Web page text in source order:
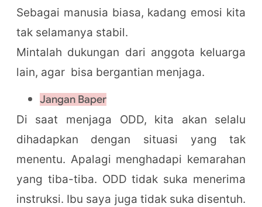
Sebagai manusia biasa, kadang emosi kita
tak selamanya stabil.
Mintalah dukungan dari anggota keluarga
lain, agar bisa bergantian menjaga.
Jangan Baper
Di saat menjaga ODD, kita akan selalu
dihadapkan dengan situasi yang tak
menentu. Apalagi menghadapi kemarahan
yang tiba-tiba. ODD tidak suka menerima
instruksi. Ibu saya juga tidak suka disentuh.